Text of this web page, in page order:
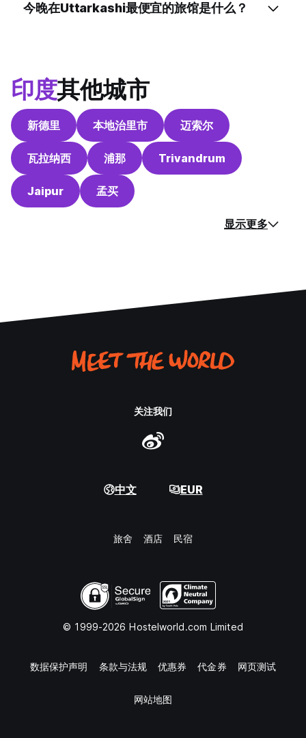
今晚在Uttarkashi最便宜的旅馆是什么？
印度其他城市
新德里 本地治里市 迈索尔
瓦拉纳西 浦那 Trivandrum
Jaipur 孟买
显示更多
关注我们
中文 EUR
旅舍 酒店 民宿
© 1999-2026 Hostelworld.com Limited
数据保护声明 条款与法规 优惠券 代金券 网页测试
网站地图